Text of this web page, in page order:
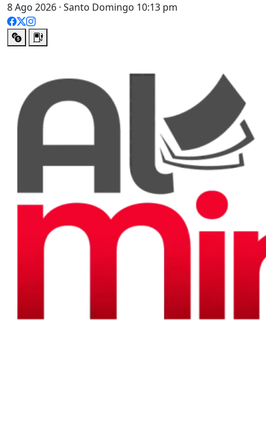
8 Ago 2026 · Santo Domingo 10:13 pm